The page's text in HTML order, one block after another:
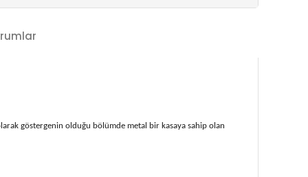
göstergenin olduğu bölümde metal bir kasaya sahip olan